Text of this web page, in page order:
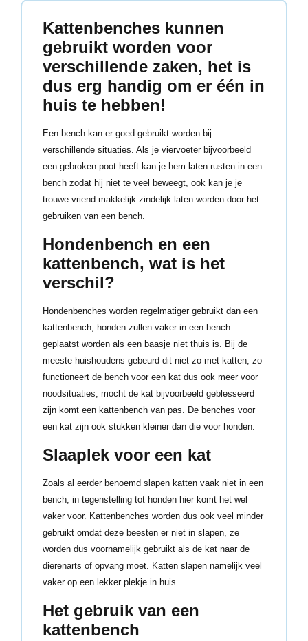
Kattenbenches kunnen
gebruikt worden voor
verschillende zaken, het is
dus erg handig om er één in
huis te hebben!
Een bench kan er goed gebruikt worden bij
verschillende situaties. Als je viervoeter bijvoorbeeld
een gebroken poot heeft kan je hem laten rusten in een
bench zodat hij niet te veel beweegt, ook kan je je
trouwe vriend makkelijk zindelijk laten worden door het
gebruiken van een bench.
Hondenbench en een
kattenbench, wat is het
verschil?
Hondenbenches worden regelmatiger gebruikt dan een
kattenbench, honden zullen vaker in een bench
geplaatst worden als een baasje niet thuis is. Bij de
meeste huishoudens gebeurd dit niet zo met katten, zo
functioneert de bench voor een kat dus ook meer voor
noodsituaties, mocht de kat bijvoorbeeld geblesseerd
zijn komt een kattenbench van pas. De benches voor
een kat zijn ook stukken kleiner dan die voor honden.
Slaaplek voor een kat
Zoals al eerder benoemd slapen katten vaak niet in een
bench, in tegenstelling tot honden hier komt het wel
vaker voor. Kattenbenches worden dus ook veel minder
gebruikt omdat deze beesten er niet in slapen, ze
worden dus voornamelijk gebruikt als de kat naar de
dierenarts of opvang moet. Katten slapen namelijk veel
vaker op een lekker plekje in huis.
Het gebruik van een
kattenbench